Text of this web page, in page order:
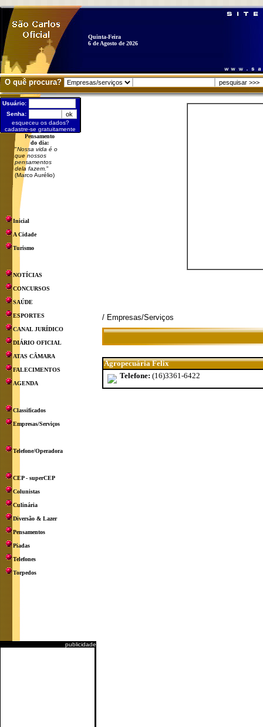
Quinta-Feira
6 de Agosto de 2026
O quê procura?
Usuário:
Senha:
esqueceu os dados?
cadastre-se gratuitamente
Pensamento
do dia:
"Nossa vida é o
que nossos
pensamentos
dela fazem. "
(Marco Aurélio)
Inicial
A Cidade
Turismo
NOTÍCIAS
CONCURSOS
SAÚDE
ESPORTES
CANAL JURÍDICO
DIÁRIO OFICIAL
ATAS CÂMARA
FALECIMENTOS
AGENDA
Classificados
Empresas/Serviços
Telefone/Operadora
CEP - superCEP
Colunistas
Culinária
Diversão & Lazer
Pensamentos
Piadas
Telefones
Torpedos
publicidade
/ Empresas/Serviços
Agropecuária Felix
Telefone: (16)3361-6422